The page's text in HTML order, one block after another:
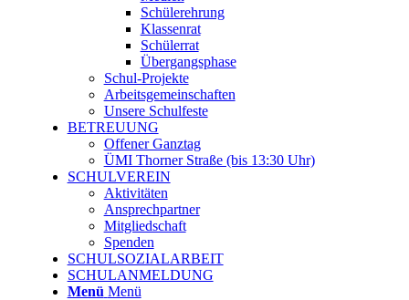
Schülerehrung
Klassenrat
Schülerrat
Übergangsphase
Schul-Projekte
Arbeitsgemeinschaften
Unsere Schulfeste
BETREUUNG
Offener Ganztag
ÜMI Thorner Straße (bis 13:30 Uhr)
SCHULVEREIN
Aktivitäten
Ansprechpartner
Mitgliedschaft
Spenden
SCHULSOZIALARBEIT
SCHULANMELDUNG
Menü Menü